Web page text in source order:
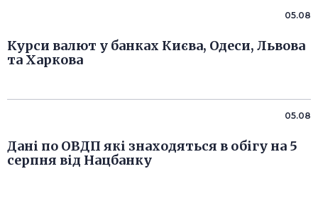
05.08
Курси валют у банках Києва, Одеси, Львова
та Харкова
05.08
Дані по ОВДП які знаходяться в обігу на 5
серпня від Нацбанку